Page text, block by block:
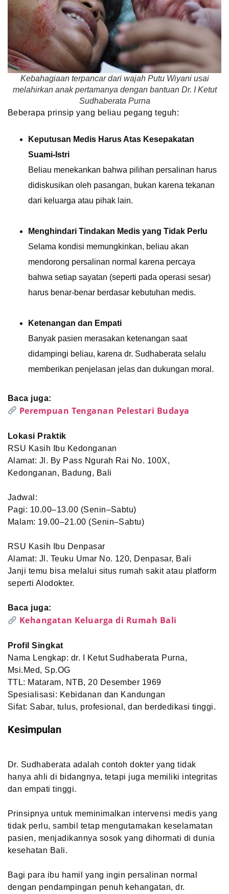
Kebahagiaan terpancar dari wajah Putu Wiyani usai
melahirkan anak pertamanya dengan bantuan Dr. I Ketut
Sudhaberata Purna
Beberapa prinsip yang beliau pegang teguh:
Keputusan Medis Harus Atas Kesepakatan
Suami-Istri
Beliau menekankan bahwa pilihan persalinan harus
didiskusikan oleh pasangan, bukan karena tekanan
dari keluarga atau pihak lain.
Menghindari Tindakan Medis yang Tidak Perlu
Selama kondisi memungkinkan, beliau akan
mendorong persalinan normal karena percaya
bahwa setiap sayatan (seperti pada operasi sesar)
harus benar-benar berdasar kebutuhan medis.
Ketenangan dan Empati
Banyak pasien merasakan ketenangan saat
didampingi beliau, karena dr. Sudhaberata selalu
memberikan penjelasan jelas dan dukungan moral.
Baca juga:
Perempuan Tenganan Pelestari Budaya
Lokasi Praktik
RSU Kasih Ibu Kedonganan
Alamat: Jl. By Pass Ngurah Rai No. 100X,
Kedonganan, Badung, Bali
Jadwal:
Pagi: 10.00–13.00 (Senin–Sabtu)
Malam: 19.00–21.00 (Senin–Sabtu)
RSU Kasih Ibu Denpasar
Alamat: Jl. Teuku Umar No. 120, Denpasar, Bali
Janji temu bisa melalui situs rumah sakit atau platform
seperti Alodokter.
Baca juga:
Kehangatan Keluarga di Rumah Bali
Profil Singkat
Nama Lengkap: dr. I Ketut Sudhaberata Purna,
Msi.Med, Sp.OG
TTL: Mataram, NTB, 20 Desember 1969
Spesialisasi: Kebidanan dan Kandungan
Sifat: Sabar, tulus, profesional, dan berdedikasi tinggi.
Kesimpulan
Dr. Sudhaberata adalah contoh dokter yang tidak
hanya ahli di bidangnya, tetapi juga memiliki integritas
dan empati tinggi.
Prinsipnya untuk meminimalkan intervensi medis yang
tidak perlu, sambil tetap mengutamakan keselamatan
pasien, menjadikannya sosok yang dihormati di dunia
kesehatan Bali.
Bagi para ibu hamil yang ingin persalinan normal
dengan pendampingan penuh kehangatan, dr.